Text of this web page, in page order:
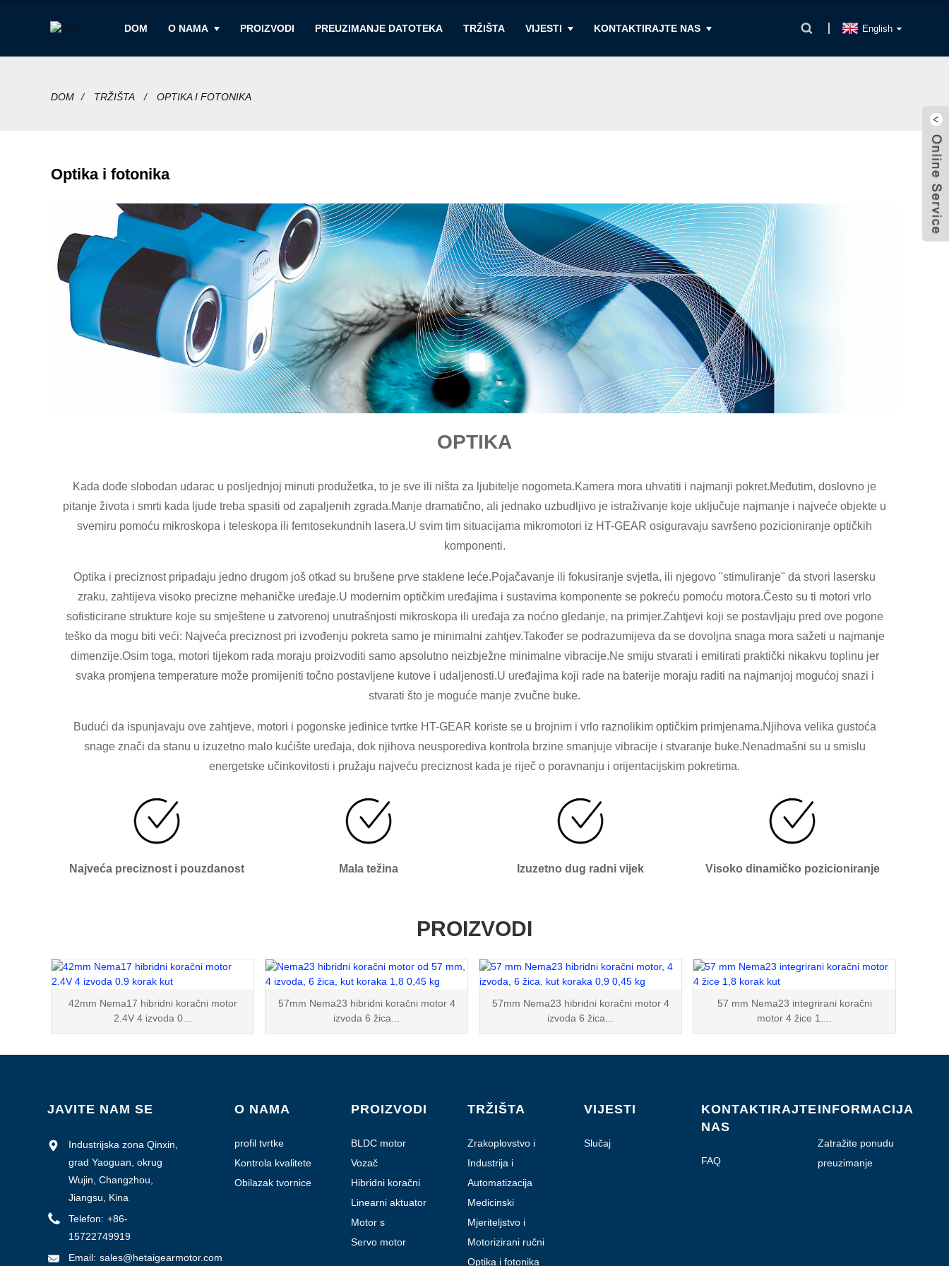
DOM O NAMA PROIZVODI PREUZIMANJE DATOTEKA TRŽIŠTA VIJESTI KONTAKTIRAJTE NAS English
DOM TRŽIŠTA OPTIKA I FOTONIKA
Optika i fotonika
OPTIKA
Kada dođe slobodan udarac u posljednjoj minuti produžetka, to je sve ili ništa za ljubitelje nogometa.Kamera mora uhvatiti i najmanji pokret.Međutim, doslovno je
pitanje života i smrti kada ljude treba spasiti od zapaljenih zgrada.Manje dramatično, ali jednako uzbudljivo je istraživanje koje uključuje najmanje i najveće objekte u
svemiru pomoću mikroskopa i teleskopa ili femtosekundnih lasera.U svim tim situacijama mikromotori iz HT-GEAR osiguravaju savršeno pozicioniranje optičkih
komponenti.
Optika i preciznost pripadaju jedno drugom još otkad su brušene prve staklene leće.Pojačavanje ili fokusiranje svjetla, ili njegovo "stimuliranje" da stvori lasersku
zraku, zahtijeva visoko precizne mehaničke uređaje.U modernim optičkim uređajima i sustavima komponente se pokreću pomoću motora.Često su ti motori vrlo
sofisticirane strukture koje su smještene u zatvorenoj unutrašnjosti mikroskopa ili uređaja za noćno gledanje, na primjer.Zahtjevi koji se postavljaju pred ove pogone
teško da mogu biti veći: Najveća preciznost pri izvođenju pokreta samo je minimalni zahtjev.Također se podrazumijeva da se dovoljna snaga mora sažeti u najmanje
dimenzije.Osim toga, motori tijekom rada moraju proizvoditi samo apsolutno neizbježne minimalne vibracije.Ne smiju stvarati i emitirati praktički nikakvu toplinu jer
svaka promjena temperature može promijeniti točno postavljene kutove i udaljenosti.U uređajima koji rade na baterije moraju raditi na najmanjoj mogućoj snazi ​​i
stvarati što je moguće manje zvučne buke.
Budući da ispunjavaju ove zahtjeve, motori i pogonske jedinice tvrtke HT-GEAR koriste se u brojnim i vrlo raznolikim optičkim primjenama.Njihova velika gustoća
snage znači da stanu u izuzetno malo kućište uređaja, dok njihova neusporediva kontrola brzine smanjuje vibracije i stvaranje buke.Nenadmašni su u smislu
energetske učinkovitosti i pružaju najveću preciznost kada je riječ o poravnanju i orijentacijskim pokretima.
Najveća preciznost i pouzdanost Mala težina Izuzetno dug radni vijek Visoko dinamičko pozicioniranje
PROIZVODI
42mm Nema17 hibridni koračni motor
2.4V 4 izvoda 0...
57mm Nema23 hibridni koračni motor 4
izvoda 6 žica...
57mm Nema23 hibridni koračni motor 4
izvoda 6 žica...
57 mm Nema23 integrirani koračni
motor 4 žice 1....
JAVITE NAM SE
Industrijska zona Qinxin,
grad Yaoguan, okrug
Wujin, Changzhou,
Jiangsu, Kina
Telefon: +86-
15722749919
Email: sales@hetaigearmotor.com
O NAMA
profil tvrtke
Kontrola kvalitete
Obilazak tvornice
PROIZVODI
BLDC motor
Vozač
Hibridni koračni
motor
Linearni aktuator
Motor s
planetarnim
Servo motor
TRŽIŠTA
Zrakoplovstvo i
zrakoplovstvo
Industrija i
automatizacija
Automatizacija
laboratorija
Medicinski
Mjeriteljstvo i
ispitivanje
Motorizirani ručni
uređaji
Optika i fotonika
VIJESTI
Slučaj
KONTAKTIRAJTE
NAS
FAQ
INFORMACIJA
Zatražite ponudu
preuzimanje